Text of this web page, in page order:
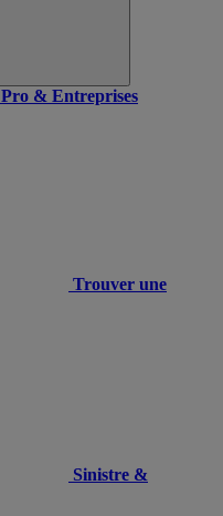
Pro & Entreprises
Trouver une
Sinistre &